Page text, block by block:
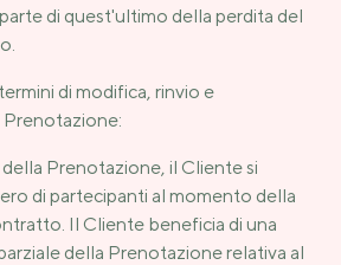
di quest'ultimo della perdita del
di modifica, rinvio e
Prenotazione, il Cliente si
di partecipanti al momento della
Il Cliente beneficia di una
della Prenotazione relativa al